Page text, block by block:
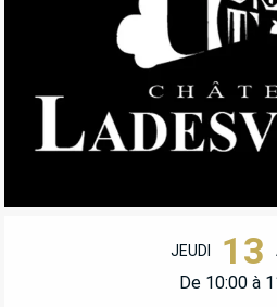
OUVERTURE ET
JEUDI 13
De 10:00 à